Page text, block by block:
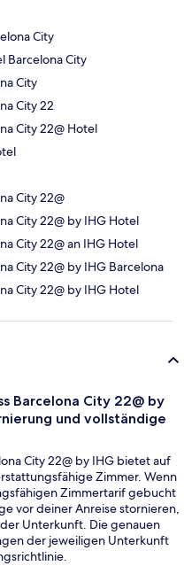
City
Barcelona City
City
City 22
City 22@ Hotel
City 22@
City 22@ by IHG Hotel
City 22@ an IHG Hotel
City 22@ by IHG Barcelona
City 22@ by IHG Hotel
Barcelona City 22@ by
und vollständige
City 22@ by IHG bietet auf
Zimmer. Wenn
Zimmertarif gebucht
vor deiner Anreise stornieren,
Unterkunft. Die genauen
der jeweiligen Unterkunft